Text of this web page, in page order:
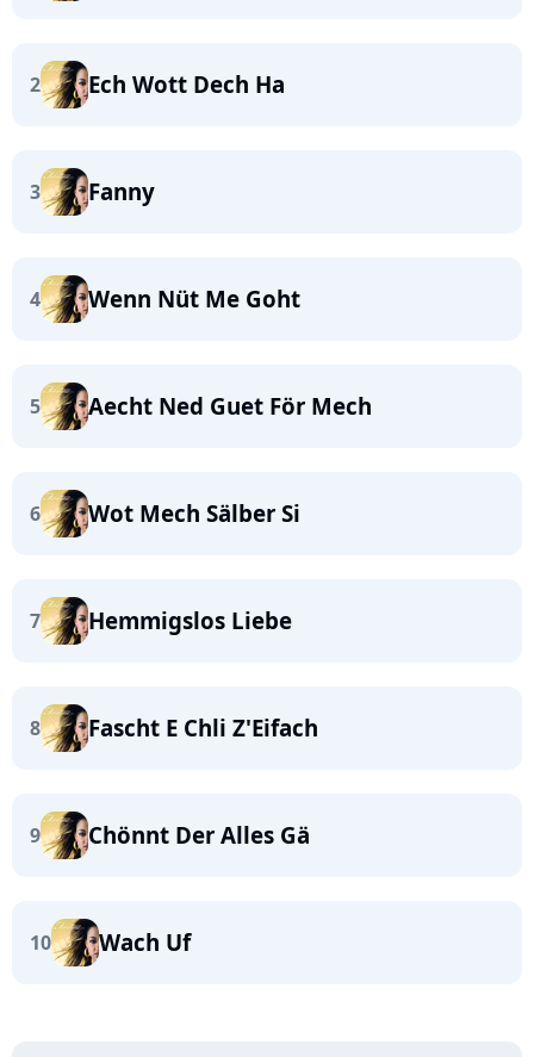
2 Ech Wott Dech Ha
3 Fanny
4 Wenn Nüt Me Goht
5 Aecht Ned Guet För Mech
6 Wot Mech Sälber Si
7 Hemmigslos Liebe
8 Fascht E Chli Z'Eifach
9 Chönnt Der Alles Gä
10 Wach Uf